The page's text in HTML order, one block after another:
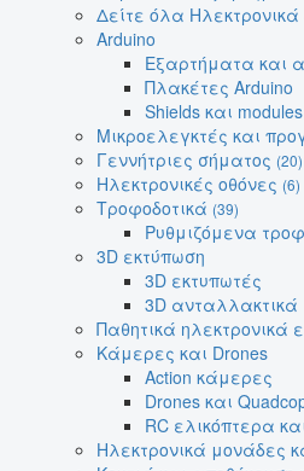
Δείτε όλα
Arduino
Εξαρτήματα και
Πλακέτες Arduino
Shields και
Μικροελεγκτές και
Γεννήτριες σήματος (20)
Ηλεκτρονικές οθόνες (6)
Τροφοδοτικά (39)
Ρυθμιζόμενα
3D εκτύπωση
3D εκτυπωτές
3D ανταλλακτικά
Παθητικά ηλεκτρονικά
Κάμερες και Drones
Action κάμερες
Drones και
RC ελικόπτερα
Ηλεκτρονικά μονάδες